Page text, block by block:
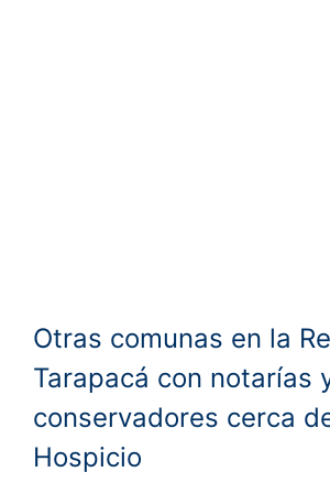
Otras comunas en la
Tarapacá con notarías
conservadores cerca
Hospicio